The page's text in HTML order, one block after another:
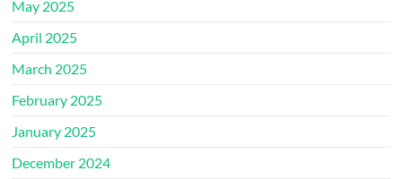
May 2025
April 2025
March 2025
February 2025
January 2025
December 2024